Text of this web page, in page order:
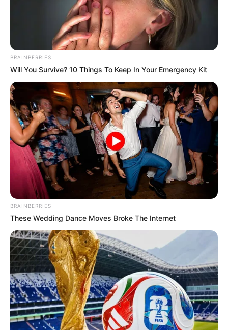
BRAINBERRIES
Will You Survive? 10 Things To Keep In Your Emergency Kit
BRAINBERRIES
These Wedding Dance Moves Broke The Internet